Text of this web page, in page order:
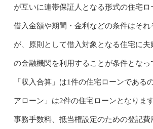
が互いに連帯保証人となる形式の住宅ロ
借入金額や期間・金利などの条件はそれ
が、原則として借入対象となる住宅に夫
の金融機関を利用することが条件となっ
「収入合算」は1件の住宅ローンである
アローン」は2件の住宅ローンとなりま
事務手数料、抵当権設定のための登記費